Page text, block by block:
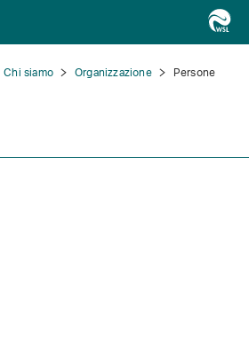
Chi siamo Organizzazione Persone